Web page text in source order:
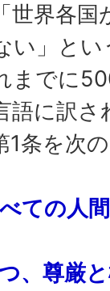
世界各
い」と
までに
語に訳
1条を次
ての人
厳と権